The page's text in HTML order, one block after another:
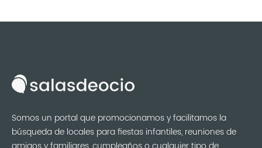
Somos un portal que promocionamos y facilitamos la
búsqueda de locales para fiestas infantiles, reuniones de